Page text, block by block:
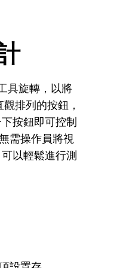
具旋轉，以將
排列的按鈕，
按鈕即可控制
需操作員將視
以輕鬆進行測